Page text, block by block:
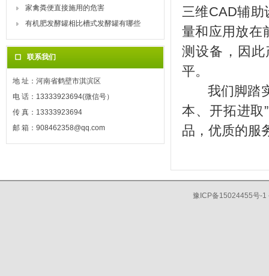
家禽粪便直接施用的危害
有机肥发酵罐相比槽式发酵罐有哪些
联系我们
地 址：河南省鹤壁市淇滨区
电 话：13333923694(微信号）
传 真：13333923694
邮 箱：908462358@qq.com
三维CAD辅助
量和应用放在
测设备，因
平。
我们脚踏实
本、开拓进取
品，优质的服
豫ICP备15024455号-